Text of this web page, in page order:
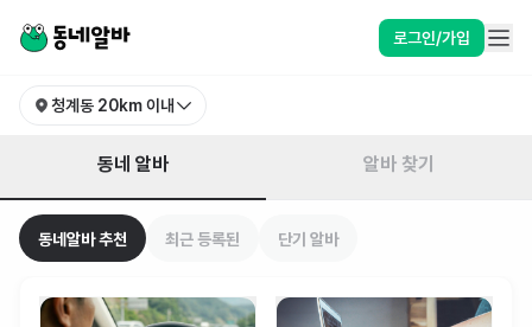
로그인/가입
청계동 20km 이내
동네 알바 알바 찾기
동네알바 추천 최근 등록된 단기 알바